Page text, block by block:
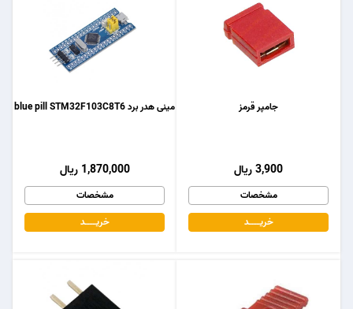
مینی هدر برد blue pill STM32F103C8T6
1,870,000 ریال
مشخصات
خریـــــــد
جامپر قرمز
3,900 ریال
مشخصات
خریـــــــد